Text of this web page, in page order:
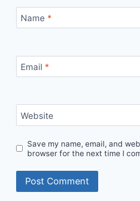
Name *
Email *
Website
Save my name, email, and
browser for the next time I